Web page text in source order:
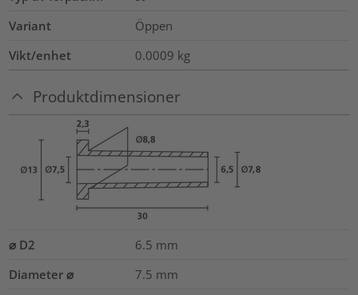
Variant
Öppen
Vikt/enhet
0.0009 kg
Produktdimensioner
⌀ D2 6.5 mm
Diameter ⌀
7.5 mm